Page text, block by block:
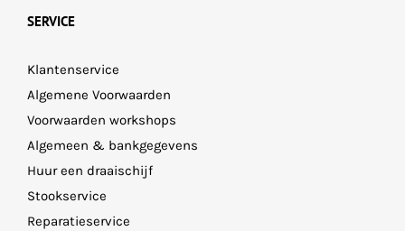
SERVICE
Klantenservice
Algemene Voorwaarden
Voorwaarden workshops
Algemeen & bankgegevens
Huur een draaischijf
Stookservice
Reparatieservice